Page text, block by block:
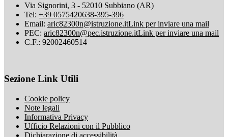
Via Signorini, 3 - 52010 Subbiano (AR)
Tel: +39 0575420638-395-396
Email: aric82300n@istruzione.itLink per inviare una mail
PEC: aric82300n@pec.istruzione.itLink per inviare una mail
C.F.: 92002460514
Sezione Link Utili
Cookie policy
Note legali
Informativa Privacy
Ufficio Relazioni con il Pubblico
Dichiarazione di accessibilità